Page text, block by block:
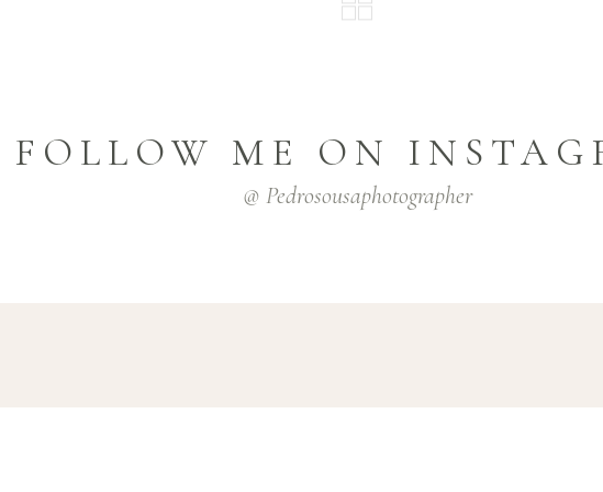
FOLLOW ME ON
@ Pedrosousaphotographer